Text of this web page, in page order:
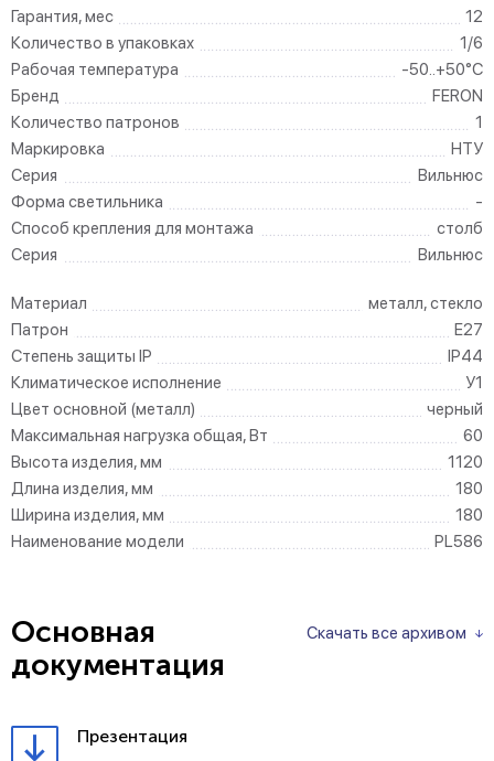
Гарантия, мес
12
Количество в упаковках
1/6
Рабочая температура
-50..+50°C
Бренд
FERON
Количество патронов
1
Маркировка
НТУ
Серия
Вильнюс
Форма светильника
-
Способ крепления для монтажа
столб
Серия
Вильнюс
Материал
металл, стекло
Патрон
E27
Степень защиты IP
IP44
Климатическое исполнение
У1
Цвет основной (металл)
черный
Максимальная нагрузка общая, Вт
60
Высота изделия, мм
1120
Длина изделия, мм
180
Ширина изделия, мм
180
Наименование модели
PL586
Скачать все архивом
Основная
документация
Презентация